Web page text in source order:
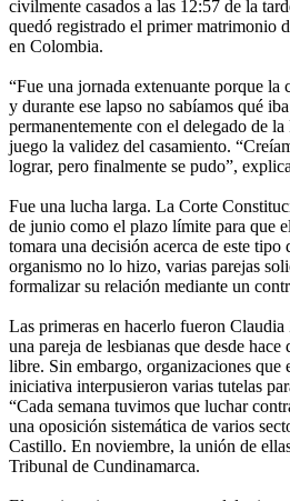
civilmente casados a las 12:57 de la
quedó registrado el primer matrimonio
en Colombia.
“Fue una jornada extenuante porque la
y durante ese lapso no sabíamos qué
permanentemente con el delegado de
juego la validez del casamiento.
lograr, pero finalmente se pudo”,
Fue una lucha larga. La Corte
de junio como el plazo límite para que
tomara una decisión acerca de este tipo
organismo no lo hizo, varias parejas
formalizar su relación mediante un
Las primeras en hacerlo fueron
una pareja de lesbianas que desde
libre. Sin embargo, organizaciones que
iniciativa interpusieron varias tutelas
“Cada semana tuvimos que luchar
una oposición sistemática de varios
Castillo. En noviembre, la unión de
Tribunal de Cundinamarca.